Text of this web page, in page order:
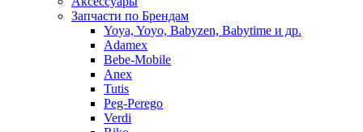
Запчасти по Брендам
Yoya, Yoyo, Babyzen, Babytime и др.
Adamex
Bebe-Mobile
Anex
Tutis
Peg-Perego
Verdi